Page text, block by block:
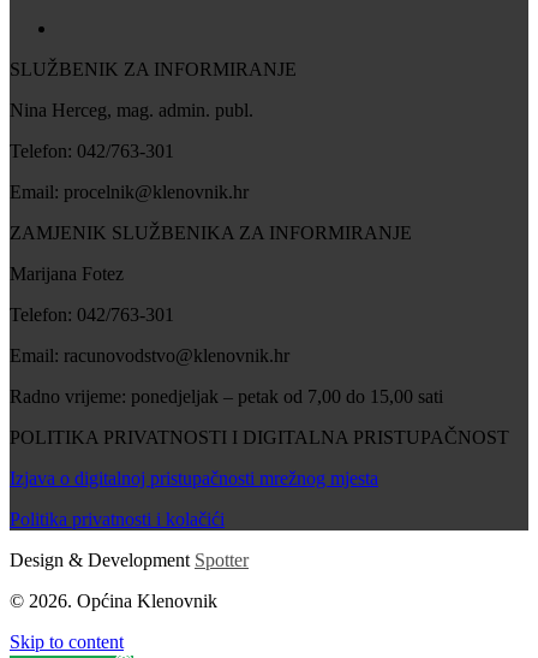
SLUŽBENIK ZA INFORMIRANJE
Nina Herceg, mag. admin. publ.
Telefon: 042/763-301
Email: procelnik@klenovnik.hr
ZAMJENIK SLUŽBENIKA ZA INFORMIRANJE
Marijana Fotez
Telefon: 042/763-301
Email: racunovodstvo@klenovnik.hr
Radno vrijeme: ponedjeljak – petak od 7,00 do 15,00 sati
POLITIKA PRIVATNOSTI I DIGITALNA PRISTUPAČNOST
Izjava o digitalnoj pristupačnosti mrežnog mjesta
Politika privatnosti i kolačići
Design & Development Spotter
© 2026. Općina Klenovnik
Skip to content